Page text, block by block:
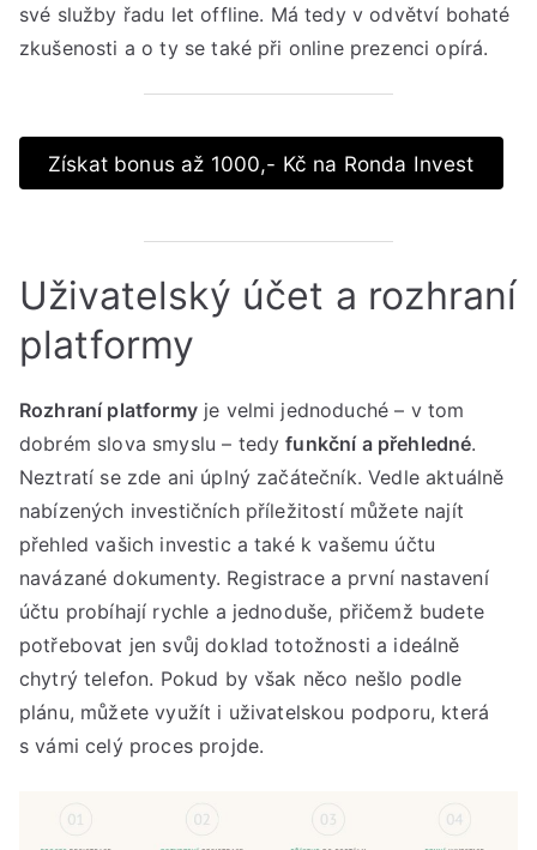
své služby řadu let offline. Má tedy v odvětví bohaté
zkušenosti a o ty se také při online prezenci opírá.
Získat bonus až 1000,- Kč na Ronda Invest
Uživatelský účet a rozhraní
platformy
Rozhraní platformyje velmi jednoduché – v tom
dobrém slova smyslu – tedyfunkční a přehledné.
Neztratí se zde ani úplný začátečník. Vedle aktuálně
nabízených investičních příležitostí můžete najít
přehled vašich investic a také k vašemu účtu
navázané dokumenty. Registrace a první nastavení
účtu probíhají rychle a jednoduše, přičemž budete
potřebovat jen svůj doklad totožnosti a ideálně
chytrý telefon. Pokud by však něco nešlo podle
plánu, můžete využít i uživatelskou podporu, která
s vámi celý proces projde.